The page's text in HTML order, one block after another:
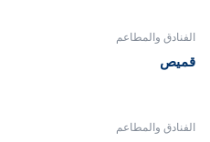
الفنادق والمطاعم
قميص
الفنادق والمطاعم